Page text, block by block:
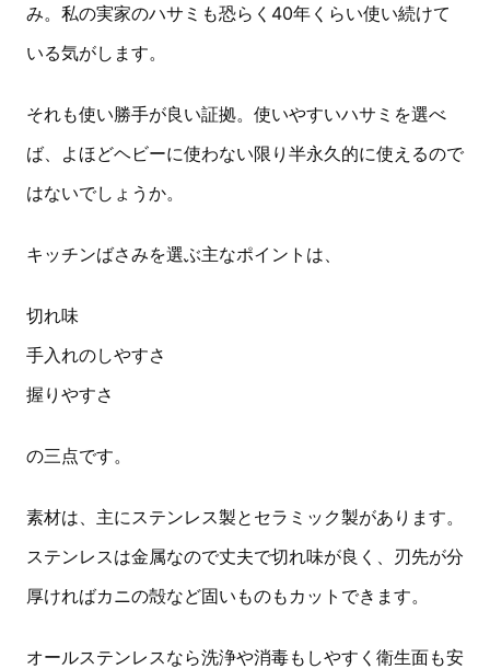
み。私の実家のハサミも恐らく40年くらい使い続けて
いる気がします。
それも使い勝手が良い証拠。使いやすいハサミを選べ
ば、よほどヘビーに使わない限り半永久的に使えるので
はないでしょうか。
キッチンばさみを選ぶ主なポイントは、
切れ味
手入れのしやすさ
握りやすさ
の三点です。
素材は、主にステンレス製とセラミック製があります。
ステンレスは金属なので丈夫で切れ味が良く、刃先が分
厚ければカニの殻など固いものもカットできます。
オールステンレスなら洗浄や消毒もしやすく衛生面も安